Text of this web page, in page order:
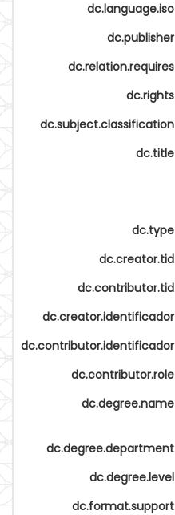
dc.language.iso
dc.publisher
dc.relation.requires
dc.rights
dc.subject.classification
dc.title
dc.type
dc.creator.tid
dc.contributor.tid
dc.creator.identificador
dc.contributor.identificador
dc.contributor.role
dc.degree.name
dc.degree.department
dc.degree.level
dc.format.support